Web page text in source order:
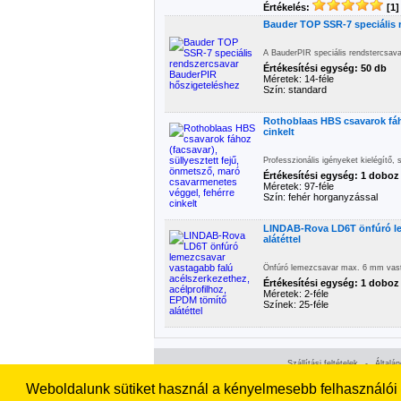
Weboldalunk sütiket használ a kényelmesebb
Értékelés:
[1]
Bauder TOP SSR-7
A BauderPIR speciális
Értékesítési egység: 50 db
Méretek: 14-féle
Szín: standard
Rothoblaas HBS csavarok
cinkelt
Professzionális igényeket kielégítő,
Értékesítési egység: 1 doboz
Méretek: 97-féle
Szín: fehér horganyzással
LINDAB-Rova LD6T önfúró
alátéttel
Önfúró lemezcsavar max. 6 mm
Értékesítési egység: 1 doboz
Méretek: 2-féle
Színek: 25-féle
Szállítási feltételek -